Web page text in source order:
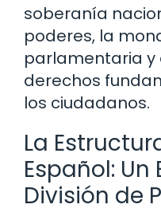
soberanía
poderes, la
parlamentaria y
derechos
los ciudadanos.
La
Español:
División de